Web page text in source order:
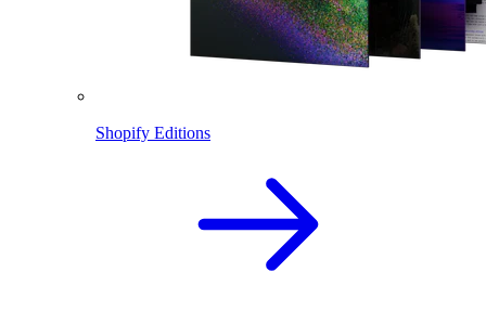
Shopify Editions